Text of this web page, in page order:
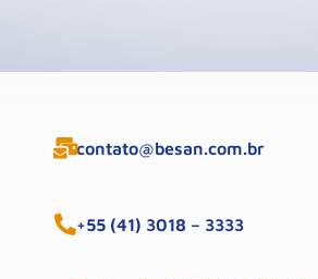
contato@besan.com.br
+55 (41) 3018 – 3333